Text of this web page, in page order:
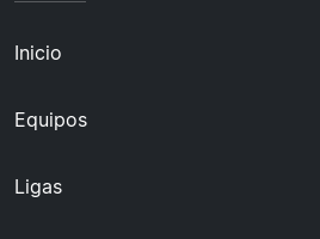
Inicio
Equipos
Ligas